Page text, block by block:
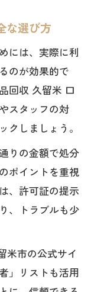
な選び方
には、実際に利
のが効果的で
回収 久留米 口
スタッフの対
クしましょう。
りの金額で処分
ポイントを重視
、許可証の提示
、トラブルも少
米市の公式サイ
」リストも活用